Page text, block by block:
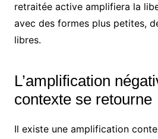
retraitée active amplifiera la
avec des formes plus petites,
libres.
L’amplification
contexte se retourne
Il existe une amplification